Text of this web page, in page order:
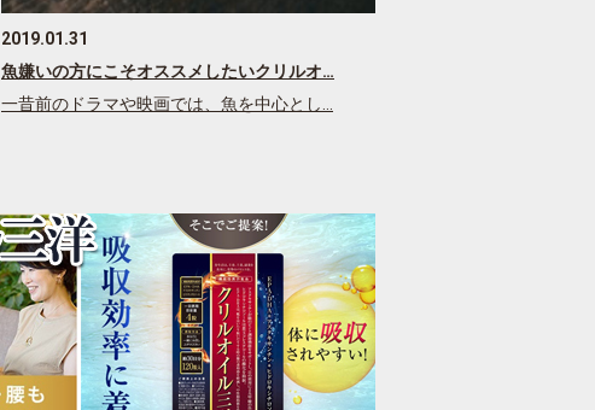
2019.01.31
魚嫌いの方にこそオススメしたいクリルオ…
一昔前のドラマや映画では、魚を中心とし…